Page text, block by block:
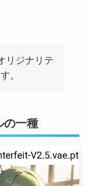
リジナリテ
。
の一種